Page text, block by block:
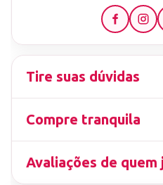
Tire suas dúvidas
Compre tranquila
Avaliações de quem